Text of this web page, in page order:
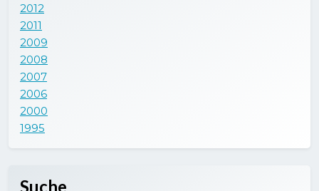
2012
2011
2009
2008
2007
2006
2000
1995
Suche